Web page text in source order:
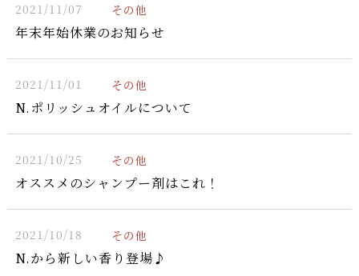
2021/11/07 その他
年末年始休業のお知らせ
2021/11/01 その他
N.ポリッシュオイルについて
2021/10/25 その他
オススメのシャンプー剤はこれ！
2021/10/18 その他
N.から新しい香り登場♪